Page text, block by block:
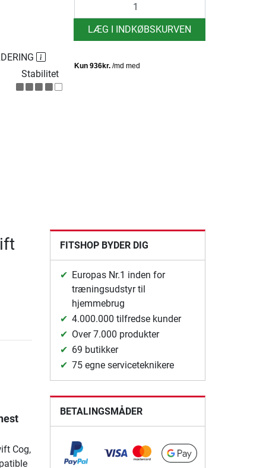
LÆG I INDKØBSKURVEN
Stabilitet
Cog,
FITSHOP BYDER DIG
Europas Nr.1 inden for
træningsudstyr til
hjemmebrug
4.000.000 tilfredse kunder
Over 7.000 produkter
69 butikker
75 egne serviceteknikere
BETALINGSMÅDER